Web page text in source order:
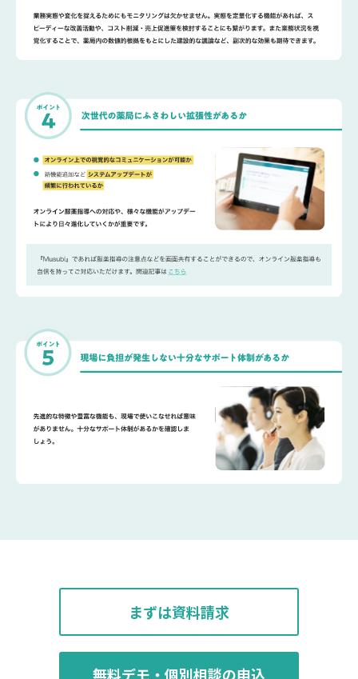
まずは資料請求
無料デモ・個別相談の申込